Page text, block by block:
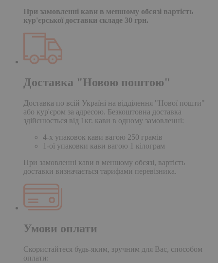
При замовленні кави в меншому обсязі вартість
кур'єрської доставки складе 30 грн.
Доставка "Новою поштою"
Доставка по всій Україні на відділення "Нової пошти"
або кур'єром за адресою. Безкоштовна доставка
здійснюється від 1кг. кави в одному замовленні:
4-х упаковок кави вагою 250 грамів
1-ої упаковки кави вагою 1 кілограм
При замовленні кави в меншому обсязі, вартість
доставки визначається тарифами перевізника.
Умови оплати
Скористайтеся будь-яким, зручним для Вас, способом
оплати: